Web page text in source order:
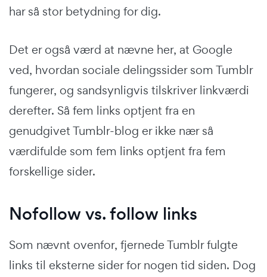
har så stor betydning for dig.
Det er også værd at nævne her, at Google
ved, hvordan sociale delingssider som Tumblr
fungerer, og sandsynligvis tilskriver linkværdi
derefter. Så fem links optjent fra en
genudgivet Tumblr-blog er ikke nær så
værdifulde som fem links optjent fra fem
forskellige sider.
Nofollow vs. follow links
Som nævnt ovenfor, fjernede Tumblr fulgte
links til eksterne sider for nogen tid siden. Dog